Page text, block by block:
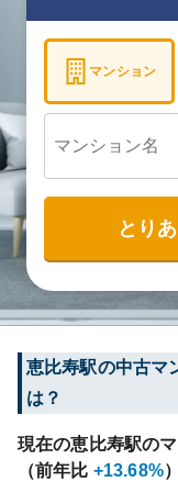
マンション
とり
恵比寿駅の中古マ
は？
現在の恵比寿駅の
（前年比 +13.68%）